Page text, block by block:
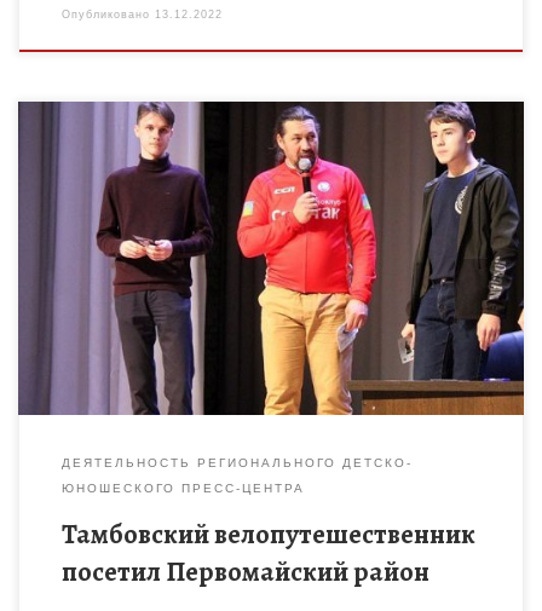
Опубликовано 13.12.2022
Велосипедист-кругосветчик из Тамбова Александр Осипов
посетил Первомайский район. Свою поездку по городам и
районам региона путешественник посвятил 85-летию
Тамбовской области. В Первомайском у негосостоялась
встреча […]
ДЕЯТЕЛЬНОСТЬ РЕГИОНАЛЬНОГО ДЕТСКО-
ЮНОШЕСКОГО ПРЕСС-ЦЕНТРА
Тамбовский велопутешественник
посетил Первомайский район